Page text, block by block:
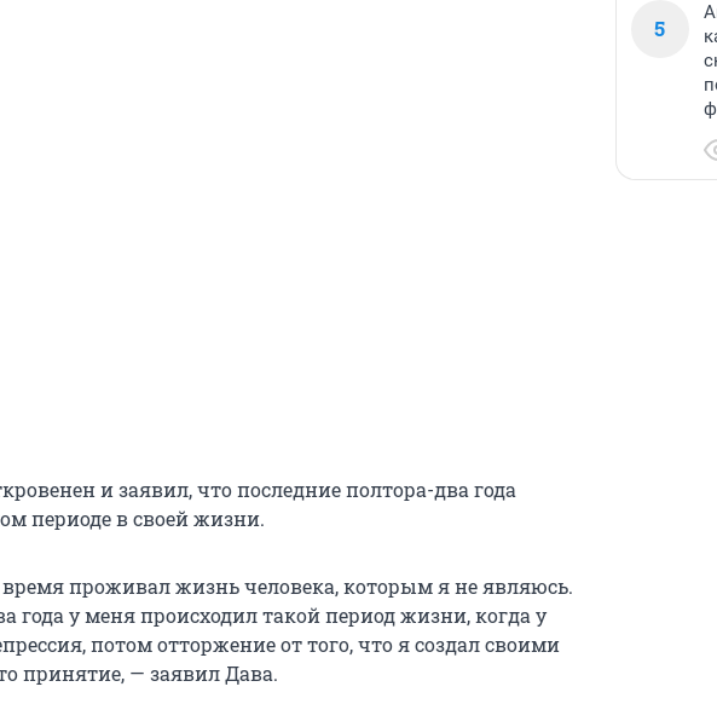
и заявил, что последние полтора-два года
периоде в своей жизни.
время проживал жизнь человека, которым я не являюсь.
года у меня происходил такой период жизни, когда у
потом отторжение от того, что я создал своими
принятие, — заявил Дава.
5